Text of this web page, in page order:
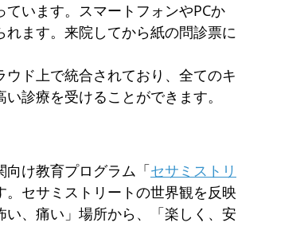
います。スマートフォンやPCか
ます。来院してから紙の問診票に
ド上で統合されており、全てのキ
診療を受けることができます。
向け教育プログラム「セサミストリ
。セサミストリートの世界観を反映
、痛い」場所から、「楽しく、安